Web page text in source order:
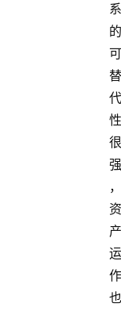
系
的
可
替
代
性
很
强
，
资
产
运
作
也